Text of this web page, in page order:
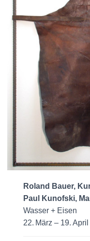
Roland Bauer,
Paul Kunofski,
Wasser + Eisen
22. März – 19.